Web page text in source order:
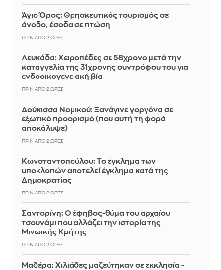
Άγιο Όρος: Θρησκευτικός τουρισμός σε
άνοδο, έσοδα σε πτώση
ΠΡΙΝ ΑΠΌ 2 ΏΡΕΣ
Λευκάδα: Χειροπέδες σε 58χρονο μετά την
καταγγελία της 31χρονης συντρόφου του για
ενδοοικογενειακή βία
ΠΡΙΝ ΑΠΌ 2 ΏΡΕΣ
Δούκισσα Νομικού: Ξανάγινε γοργόνα σε
εξωτικό προορισμό (που αυτή τη φορά
αποκάλυψε)
ΠΡΙΝ ΑΠΌ 2 ΏΡΕΣ
Κωνσταντοπούλου: Το έγκλημα των
υποκλοπών αποτελεί έγκλημα κατά της
Δημοκρατίας
ΠΡΙΝ ΑΠΌ 2 ΏΡΕΣ
Σαντορίνη: Ο έφηβος-θύμα του αρχαίου
τσουνάμι που αλλάζει την ιστορία της
Μινωικής Κρήτης
ΠΡΙΝ ΑΠΌ 2 ΏΡΕΣ
Μαδέρα: Χιλιάδες μαζεύτηκαν σε εκκλησία -